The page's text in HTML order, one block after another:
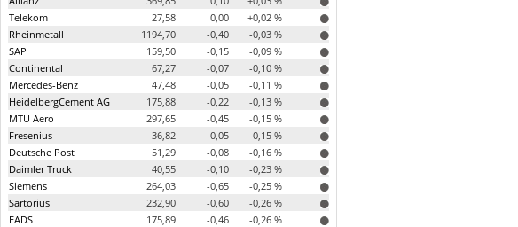
Telekom
27,58 0,00
+0,02 %
Rheinmetall
1194,70 -0,40
-0,03 %
SAP
159,50 -0,15
-0,09 %
Continental
67,27 -0,07
-0,10 %
Mercedes-Benz
47,48 -0,05
-0,11 %
HeidelbergCement AG
175,88 -0,22
-0,13 %
MTU Aero
297,65 -0,45
-0,15 %
Fresenius
36,82 -0,05
-0,15 %
Deutsche Post
51,29 -0,08
-0,16 %
Daimler Truck
40,55 -0,10
-0,23 %
Siemens
264,03 -0,65
-0,25 %
Sartorius
232,90 -0,60
-0,26 %
EADS
175,89 -0,46
-0,26 %